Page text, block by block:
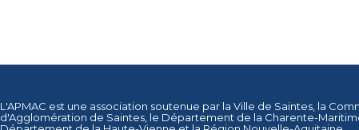
L'APMAC est une association soutenue par la Ville de Saintes, la
d'Agglomération de Saintes, le Département de la Charente-